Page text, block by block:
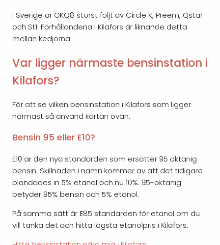
I Sverige är OKQ8 störst följt av Circle K, Preem, Qstar
och St1. Förhållandena i Kilafors är liknande detta
mellan kedjorna.
Var ligger närmaste bensinstation i
Kilafors?
För att se vilken bensinstation i Kilafors som ligger
närmast så använd kartan ovan.
Bensin 95 eller E10?
E10 är den nya standarden som ersätter 95 oktanig
bensin. Skillnaden i namn kommer av att det tidigare
blandades in 5% etanol och nu 10%. 95-oktanig
betyder 95% bensin och 5% etanol.
På samma sätt är E85 standarden för etanol om du
vill tanka det och hitta lägsta etanolpris i Kilafors.